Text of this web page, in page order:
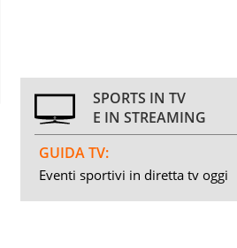
SPORTS IN TV
E IN STREAMING
GUIDA TV:
Eventi sportivi in diretta tv oggi